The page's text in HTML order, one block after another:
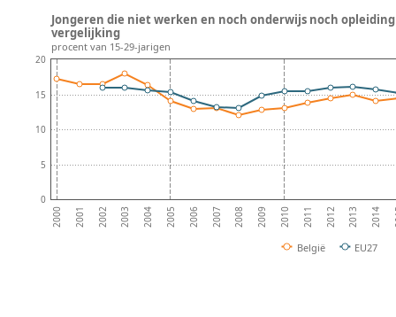
2000 2001 2002 2003 2004 2005 2006 2007 2008 2009 2010 2011 2012 2013 2014
0
5
10
15
20
België EU27
Jongeren die niet werken en noch onderwijs noch
vergelijking
procent van 15-29-jarigen